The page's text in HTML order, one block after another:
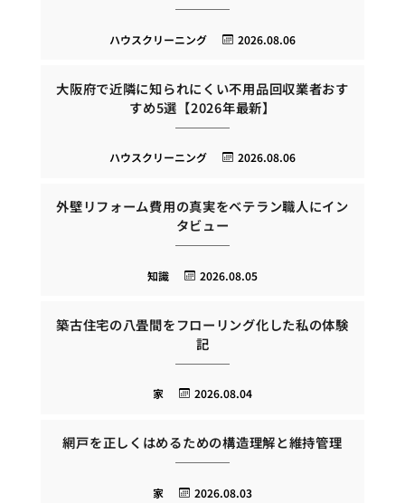
2026.08.06
ハウスクリーニング
大阪府で近隣に知られにくい不用品回収業者おす
すめ5選【2026年最新】
2026.08.06
ハウスクリーニング
外壁リフォーム費用の真実をベテラン職人にイン
タビュー
2026.08.05
知識
築古住宅の八畳間をフローリング化した私の体験
記
2026.08.04
家
網戸を正しくはめるための構造理解と維持管理
2026.08.03
家